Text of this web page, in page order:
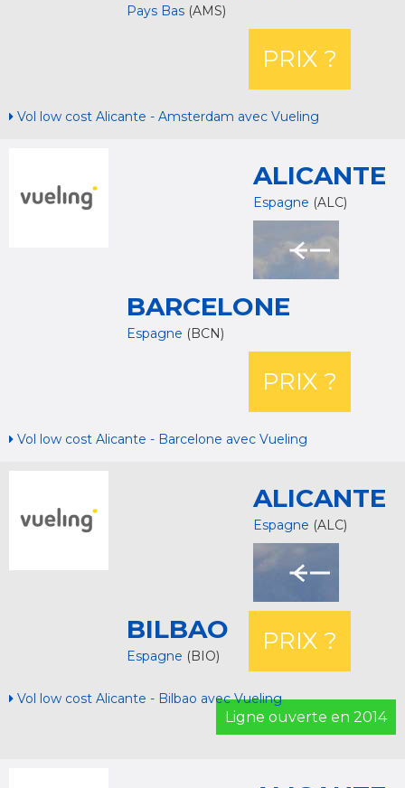
Pays Bas (AMS)
PRIX ?
Vol low cost Alicante - Amsterdam avec Vueling
ALICANTE
Espagne (ALC)
BARCELONE
Espagne (BCN)
PRIX ?
Vol low cost Alicante - Barcelone avec Vueling
ALICANTE
Espagne (ALC)
BILBAO
Espagne (BIO)
PRIX ?
Vol low cost Alicante - Bilbao avec Vueling
Ligne ouverte en 2014